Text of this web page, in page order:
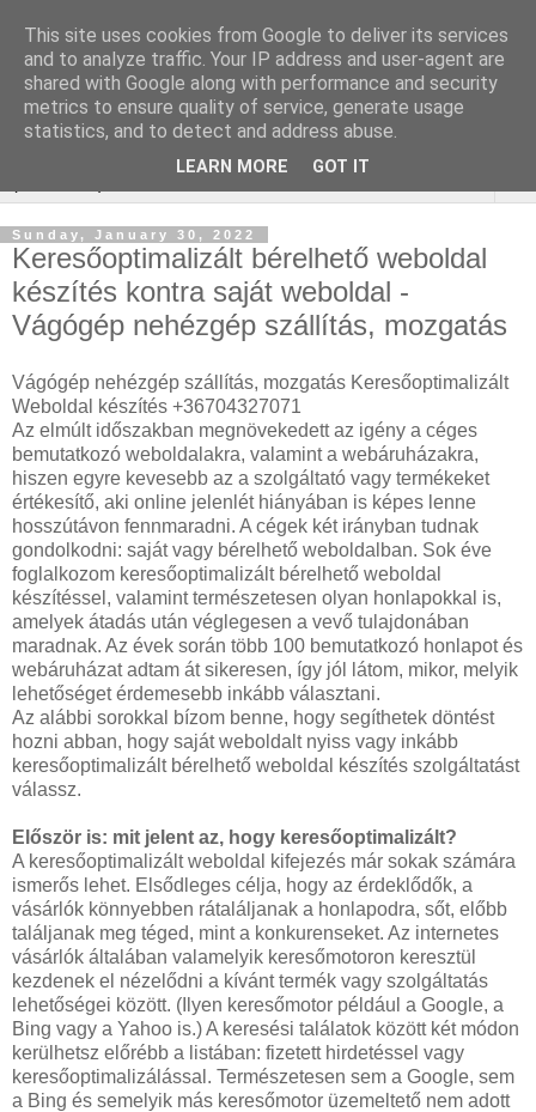
WordPress SEO
ügynökség
Sunday, January 30, 2022
Keresőoptimalizált bérelhető weboldal
készítés kontra saját weboldal -
Vágógép nehézgép szállítás, mozgatás
Vágógép nehézgép szállítás, mozgatás Keresőoptimalizált
Weboldal készítés +36704327071
Az elmúlt időszakban megnövekedett az igény a céges
bemutatkozó weboldalakra, valamint a webáruházakra,
hiszen egyre kevesebb az a szolgáltató vagy termékeket
értékesítő, aki online jelenlét hiányában is képes lenne
hosszútávon fennmaradni. A cégek két irányban tudnak
gondolkodni: saját vagy bérelhető weboldalban. Sok éve
foglalkozom keresőoptimalizált bérelhető weboldal
készítéssel, valamint természetesen olyan honlapokkal is,
amelyek átadás után véglegesen a vevő tulajdonában
maradnak. Az évek során több 100 bemutatkozó honlapot és
webáruházat adtam át sikeresen, így jól látom, mikor, melyik
lehetőséget érdemesebb inkább választani.
Az alábbi sorokkal bízom benne, hogy segíthetek döntést
hozni abban, hogy saját weboldalt nyiss vagy inkább
keresőoptimalizált bérelhető weboldal készítés szolgáltatást
válassz.
Először is: mit jelent az, hogy keresőoptimalizált?
A keresőoptimalizált weboldal kifejezés már sokak számára
ismerős lehet. Elsődleges célja, hogy az érdeklődők, a
vásárlók könnyebben rátaláljanak a honlapodra, sőt, előbb
találjanak meg téged, mint a konkurenseket. Az internetes
vásárlók általában valamelyik keresőmotoron keresztül
kezdenek el nézelődni a kívánt termék vagy szolgáltatás
lehetőségei között. (Ilyen keresőmotor például a Google, a
Bing vagy a Yahoo is.) A keresési találatok között két módon
kerülhetsz előrébb a listában: fizetett hirdetéssel vagy
keresőoptimalizálással. Természetesen sem a Google, sem
a Bing és semelyik más keresőmotor üzemeltető nem adott
This site uses cookies from Google to deliver its services
and to analyze traffic. Your IP address and user-agent are
shared with Google along with performance and security
metrics to ensure quality of service, generate usage
statistics, and to detect and address abuse.
LEARN MORE GOT IT